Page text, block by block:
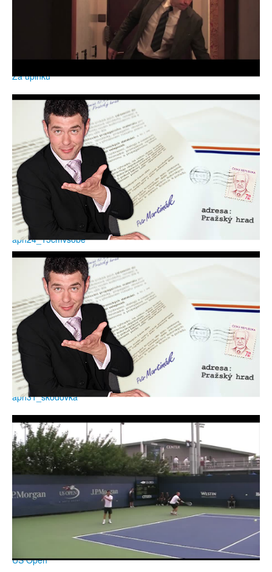
Za úplňku
aph24_15cmvsobe
aph31_skodovka
US Open